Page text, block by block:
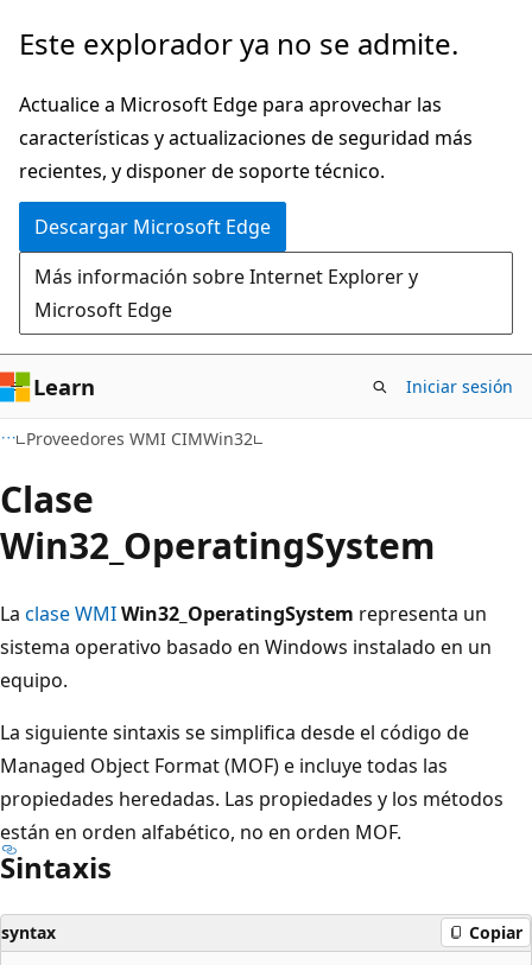
Ir
contenido
principal
Este explorador ya no se admite.
Actualice a Microsoft Edge para aprovechar las
características y actualizaciones de seguridad más
recientes, y disponer de soporte técnico.
Descargar Microsoft Edge
Más información sobre Internet Explorer y
Microsoft Edge
Learn Iniciar sesión
Proveedores WMI CIMWin32
Clase
Win32_OperatingSystem
La clase WMIWin32_OperatingSystem representa un
sistema operativo basado en Windows instalado en un
equipo.
La siguiente sintaxis se simplifica desde el código de
Managed Object Format (MOF) e incluye todas las
propiedades heredadas. Las propiedades y los métodos
están en orden alfabético, no en orden MOF.
Sintaxis
syntax Copiar